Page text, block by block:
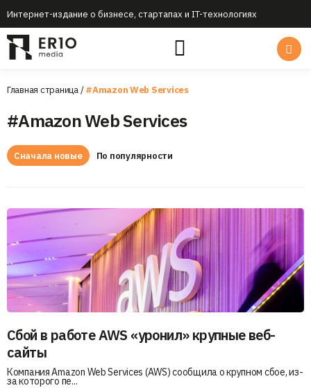
Интернет-издание о бизнесе, стартапах и IT-технологиях
Главная страница/#Amazon Web Services
#Amazon Web Services
Сначала новые По популярности
Сбой в работе AWS «уронил» крупные веб-
сайты
Компания Amazon Web Services (AWS) сообщила о крупном сбое, из-
за которого пе...